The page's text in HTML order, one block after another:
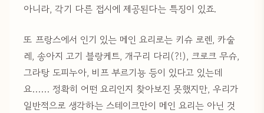
아니라, 각기 다른 접시에 제공된다는 특징이 있죠.
또 프랑스에서 인기 있는 메인 요리로는 키슈 로렌, 카술
레, 송아지 고기 블랑케트, 개구리 다리(?!), 크로크 무슈,
그라탕 도피누아, 비프 부르기뇽 등이 있다고 있는데
요…… 정확히 어떤 요리인지 찾아보진 못했지만, 우리가
일반적으로 생각하는 스테이크만이 메인 요리는 아닌 것